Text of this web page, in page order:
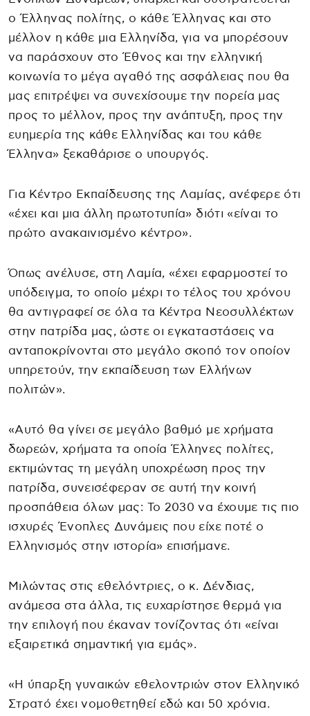
ο Έλληνας πολίτης, ο κάθε Έλληνας και στο
μέλλον η κάθε μια Ελληνίδα, για να μπορέσουν
να παράσχουν στο Έθνος και την ελληνική
κοινωνία το μέγα αγαθό της ασφάλειας που θα
μας επιτρέψει να συνεχίσουμε την πορεία μας
προς το μέλλον, προς την ανάπτυξη, προς την
ευημερία της κάθε Ελληνίδας και του κάθε
Έλληνα» ξεκαθάρισε ο υπουργός.
Για Κέντρο Εκπαίδευσης της Λαμίας, ανέφερε ότι
«έχει και μια άλλη πρωτοτυπία» διότι «είναι το
πρώτο ανακαινισμένο κέντρο».
Όπως ανέλυσε, στη Λαμία, «έχει εφαρμοστεί το
υπόδειγμα, το οποίο μέχρι το τέλος του χρόνου
θα αντιγραφεί σε όλα τα Κέντρα Νεοσυλλέκτων
στην πατρίδα μας, ώστε οι εγκαταστάσεις να
ανταποκρίνονται στο μεγάλο σκοπό τον οποίον
υπηρετούν, την εκπαίδευση των Ελλήνων
πολιτών».
«Αυτό θα γίνει σε μεγάλο βαθμό με χρήματα
δωρεών, χρήματα τα οποία Έλληνες πολίτες,
εκτιμώντας τη μεγάλη υποχρέωση προς την
πατρίδα, συνεισέφεραν σε αυτή την κοινή
προσπάθεια όλων μας: Το 2030 να έχουμε τις πιο
ισχυρές Ένοπλες Δυνάμεις που είχε ποτέ ο
Ελληνισμός στην ιστορία» επισήμανε.
Μιλώντας στις εθελόντριες, ο κ. Δένδιας,
ανάμεσα στα άλλα, τις ευχαρίστησε θερμά για
την επιλογή που έκαναν τονίζοντας ότι «είναι
εξαιρετικά σημαντική για εμάς».
«Η ύπαρξη γυναικών εθελοντριών στον Ελληνικό
Στρατό έχει νομοθετηθεί εδώ και 50 χρόνια.